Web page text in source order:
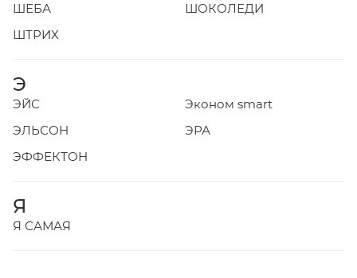
ШЕБА
ШОКОЛЕДИ
ШТРИХ
Э
ЭЙС
Эконом smart
ЭЛЬСОН
ЭРА
ЭФФЕКТОН
Я
Я САМАЯ